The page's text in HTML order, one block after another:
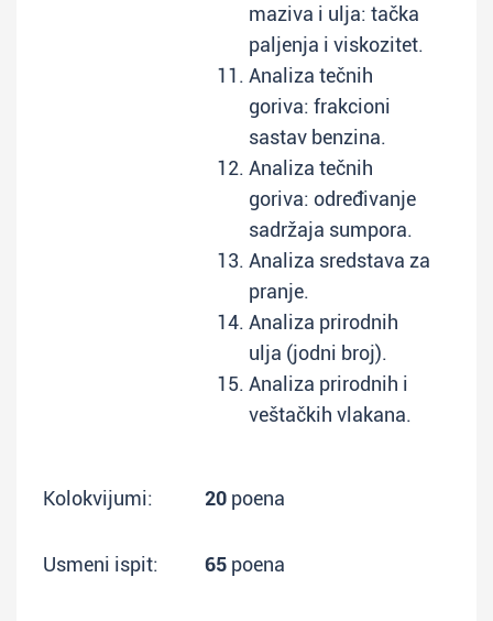
maziva i ulja: tačka
paljenja i viskozitet.
Analiza tečnih
goriva: frakcioni
sastav benzina.
Analiza tečnih
goriva: određivanje
sadržaja sumpora.
Analiza sredstava za
pranje.
Analiza prirodnih
ulja (jodni broj).
Analiza prirodnih i
veštačkih vlakana.
Kolokvijumi: 20 poena
Usmeni ispit: 65 poena